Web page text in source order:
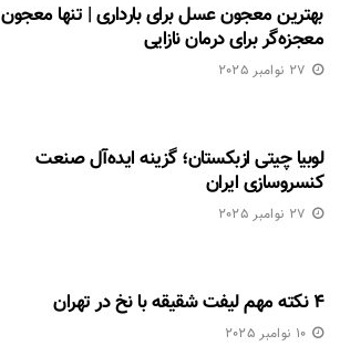
بهترین معجون عسل برای بارداری | تنها معجون
معجزه‌گر برای درمان نازایی
27 نوامبر 2025
لوبیا چیتی ازبکستان؛ گزینه ایده‌آل صنعت
کنسروسازی ایران
27 نوامبر 2025
۴ نکته مهم لیفت شقیقه با نخ در تهران
10 نوامبر 2025